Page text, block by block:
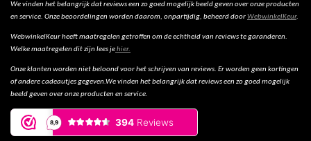
We vinden het belangrijk dat reviews een zo goed mogelijk beeld geven over onze producten
en service. Onze beoordelingen worden daarom, onpartijdig, beheerd doorWebwinkelKeur.
WebwinkelKeur heeft maatregelen getroffen om de echtheid van reviews te garanderen.
Welke maatregelen dit zijn lees jehier.
Onze klanten worden niet beloond voor het schrijven van reviews. Er worden geen kortingen
of andere cadeautjes gegeven.We vinden het belangrijk dat reviews een zo goed mogelijk
beeld geven over onze producten en service.